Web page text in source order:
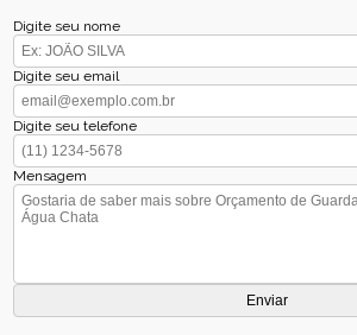
Digite seu nome
Digite seu email
Digite seu telefone
Mensagem